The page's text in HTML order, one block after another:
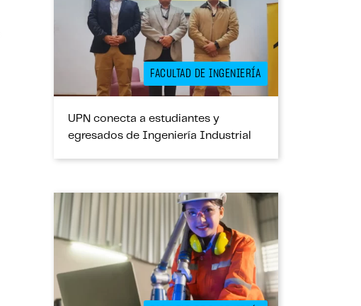
FACULTAD DE INGENIERÍA
UPN conecta a estudiantes y
egresados de Ingeniería Industrial